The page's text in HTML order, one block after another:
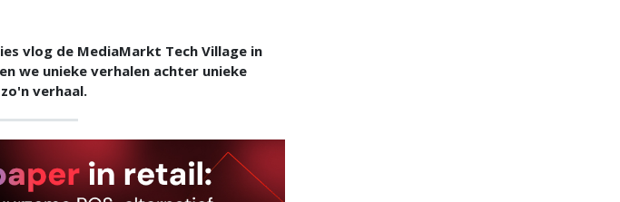
vlog de MediaMarkt Tech Village in
we unieke verhalen achter unieke
verhaal.